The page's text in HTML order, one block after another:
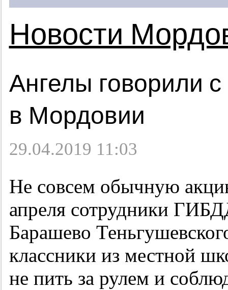
Новости
Ангелы говорили
в Мордовии
29.04.2019 11:03
Не совсем обычную
апреля сотрудники
Барашево
классники из местной
не пить за рулем и